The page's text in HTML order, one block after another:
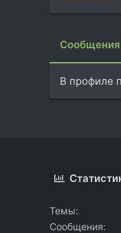
В профиле
Темы
Сообщения